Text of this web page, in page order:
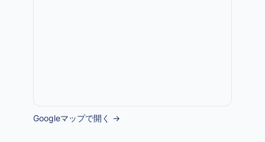
Googleマップで開く →